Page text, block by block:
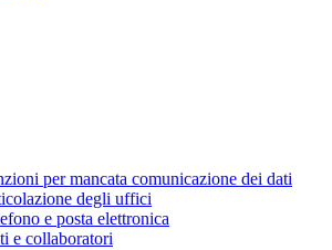
per mancata comunicazione dei dati
degli uffici
e posta elettronica
e collaboratori